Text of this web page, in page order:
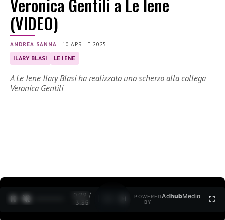
Veronica Gentili a Le Iene
(VIDEO)
ANDREA SANNA | 10 APRILE 2025
ILARY BLASI LE IENE
A Le Iene Ilary Blasi ha realizzato uno scherzo alla collega
Veronica Gentili
0:30 /
3:35
POWERED
BY
AdhubMedia